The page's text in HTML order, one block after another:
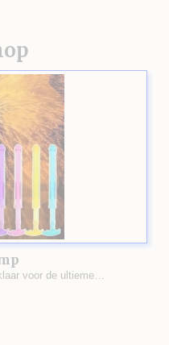
voor de ultieme…